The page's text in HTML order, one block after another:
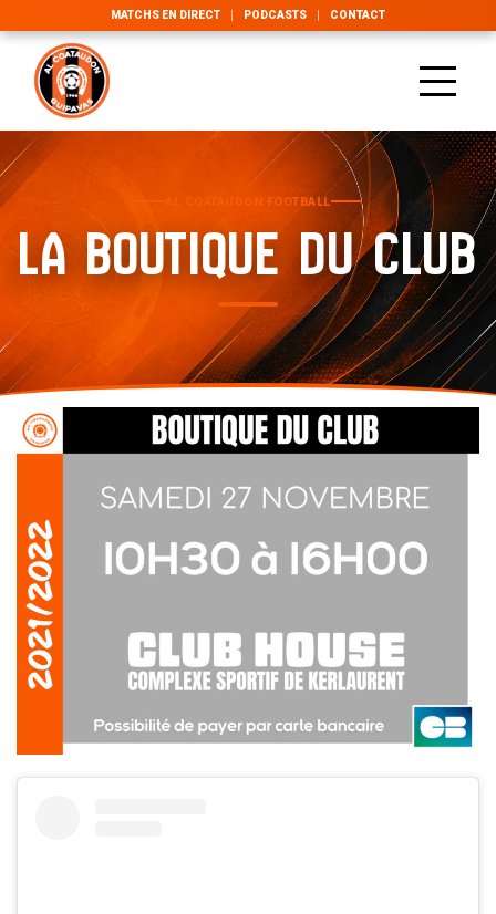
MATCHS EN DIRECT PODCASTS CONTACT
AL COATAUDON FOOTBALL
LA BOUTIQUE DU CLUB